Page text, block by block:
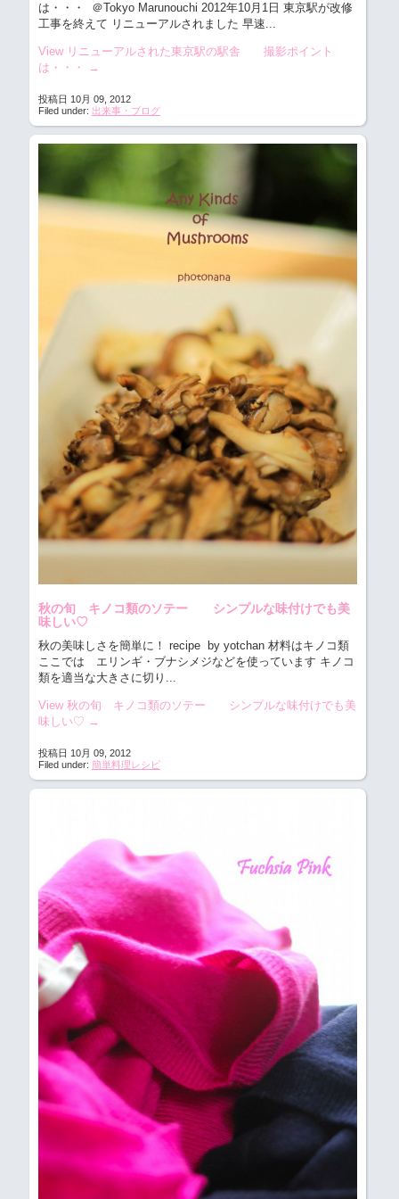
は・・・ ＠Tokyo Marunouchi 2012年10月1日 東京駅が改修
工事を終えて リニューアルされました 早速...
View リニューアルされた東京駅の駅舎 撮影ポイント
は・・・
→
投稿日 10月 09, 2012
Filed under: 出来事・ブログ
秋の旬 キノコ類のソテー シンプルな味付けでも美
味しい♡
秋の美味しさを簡単に！ recipe by yotchan 材料はキノコ類
ここでは エリンギ・ブナシメジなどを使っています キノコ
類を適当な大きさに切り...
View 秋の旬 キノコ類のソテー シンプルな味付けでも美
味しい♡ →
投稿日 10月 09, 2012
Filed under: 簡単料理レシピ